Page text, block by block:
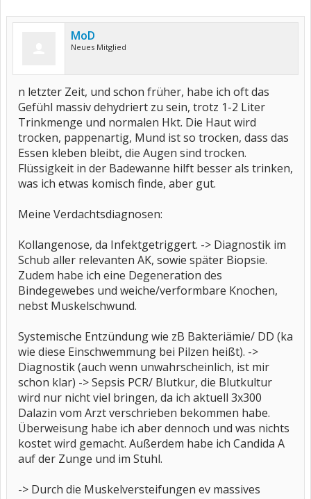
MoD
Neues Mitglied
n letzter Zeit, und schon früher, habe ich oft das
Gefühl massiv dehydriert zu sein, trotz 1-2 Liter
Trinkmenge und normalen Hkt. Die Haut wird
trocken, pappenartig, Mund ist so trocken, dass das
Essen kleben bleibt, die Augen sind trocken.
Flüssigkeit in der Badewanne hilft besser als trinken,
was ich etwas komisch finde, aber gut.
Meine Verdachtsdiagnosen:
Kollangenose, da Infektgetriggert. -> Diagnostik im
Schub aller relevanten AK, sowie später Biopsie.
Zudem habe ich eine Degeneration des
Bindegewebes und weiche/verformbare Knochen,
nebst Muskelschwund.
Systemische Entzündung wie zB Bakteriämie/ DD (ka
wie diese Einschwemmung bei Pilzen heißt). ->
Diagnostik (auch wenn unwahrscheinlich, ist mir
schon klar) -> Sepsis PCR/ Blutkur, die Blutkultur
wird nur nicht viel bringen, da ich aktuell 3x300
Dalazin vom Arzt verschrieben bekommen habe.
Überweisung habe ich aber dennoch und was nichts
kostet wird gemacht. Außerdem habe ich Candida A
auf der Zunge und im Stuhl.
-> Durch die Muskelversteifungen ev massives